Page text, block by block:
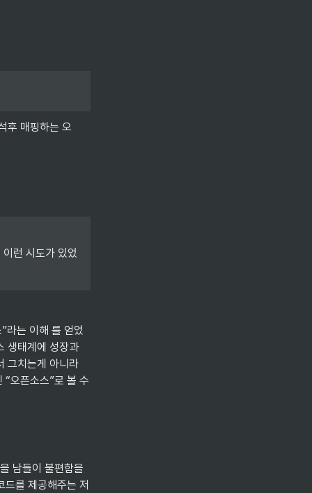
후 매핑하는 오
런 시도가 있었
라는 이해 를 얻었
생태계에 성장과
그치는게 아니라
“오픈소스”로 볼 수
남들이 불편함을
를 제공해주는 저